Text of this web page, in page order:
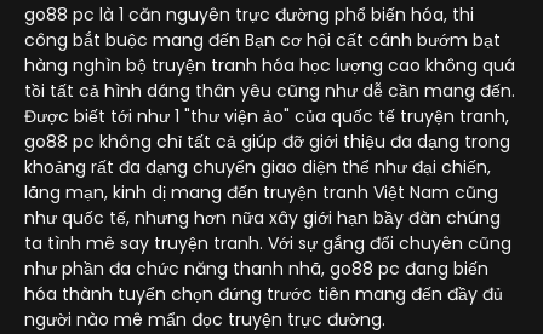
go88 pc là 1 căn nguyên trực đường phổ biến hóa, thi
công bắt buộc mang đến Bạn cơ hội cất cánh bướm bạt
hàng nghìn bộ truyện tranh hóa học lượng cao không quá
tồi tất cả hình dáng thân yêu cũng như dễ cần mang đến.
Được biết tới như 1 "thư viện ảo" của quốc tế truyện tranh,
go88 pc không chỉ tất cả giúp đỡ giới thiệu đa dạng trong
khoảng rất đa dạng chuyển giao diện thể như đại chiến,
lãng mạn, kinh dị mang đến truyện tranh Việt Nam cũng
như quốc tế, nhưng hơn nữa xây giới hạn bầy đàn chúng
ta tình mê say truyện tranh. Với sự gắng đổi chuyên cũng
như phần đa chức năng thanh nhã, go88 pc đang biến
hóa thành tuyển chọn đứng trước tiên mang đến đầy đủ
người nào mê mẩn đọc truyện trực đường.